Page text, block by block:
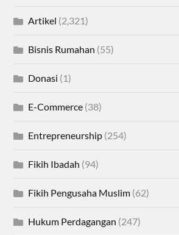
Artikel (2,321)
Bisnis Rumahan (55)
Donasi (1)
E-Commerce (38)
Entrepreneurship (254)
Fikih Ibadah (94)
Fikih Pengusaha Muslim (62)
Hukum Perdagangan (247)